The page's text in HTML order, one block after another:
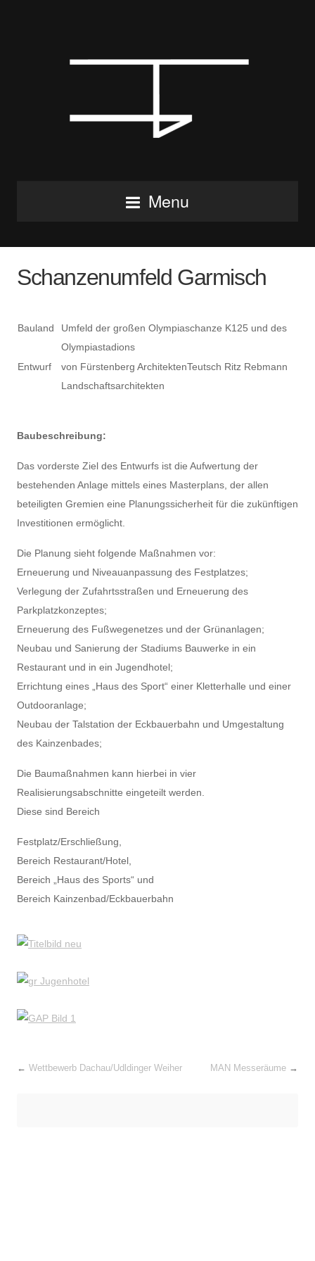
Menu
Schanzenumfeld Garmisch
Bauland
Umfeld der großen Olympiaschanze K125 und des
Olympiastadions
Entwurf
von Fürstenberg ArchitektenTeutsch Ritz Rebmann
Landschaftsarchitekten
Baubeschreibung:
Das vorderste Ziel des Entwurfs ist die Aufwertung der
bestehenden Anlage mittels eines Masterplans, der allen
beteiligten Gremien eine Planungssicherheit für die zukünftigen
Investitionen ermöglicht.
Die Planung sieht folgende Maßnahmen vor:
Erneuerung und Niveauanpassung des Festplatzes;
Verlegung der Zufahrtsstraßen und Erneuerung des
Parkplatzkonzeptes;
Erneuerung des Fußwegenetzes und der Grünanlagen;
Neubau und Sanierung der Stadiums Bauwerke in ein
Restaurant und in ein Jugendhotel;
Errichtung eines „Haus des Sport“ einer Kletterhalle und einer
Outdooranlage;
Neubau der Talstation der Eckbauerbahn und Umgestaltung
des Kainzenbades;
Die Baumaßnahmen kann hierbei in vier
Realisierungsabschnitte eingeteilt werden.
Diese sind Bereich
Festplatz/Erschließung,
Bereich Restaurant/Hotel,
Bereich „Haus des Sports“ und
Bereich Kainzenbad/Eckbauerbahn
← Wettbewerb Dachau/Udldinger Weiher MAN Messeräume →